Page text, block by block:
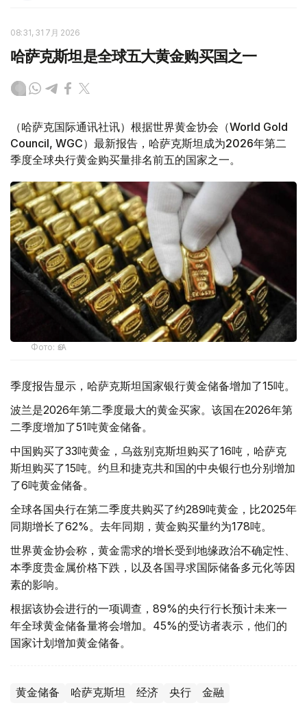
08:31, 31 7月 2026
哈萨克斯坦是全球五大黄金购买国之一
（哈萨克国际通讯社讯）根据世界黄金协会（World Gold
Council, WGC）最新报告，哈萨克斯坦成为2026年第二
季度全球央行黄金购买量排名前五的国家之一。
Фото: ӨзА
季度报告显示，哈萨克斯坦国家银行黄金储备增加了15吨。
波兰是2026年第二季度最大的黄金买家。该国在2026年第
二季度增加了51吨黄金储备。
中国购买了33吨黄金，乌兹别克斯坦购买了16吨，哈萨克
斯坦购买了15吨。约旦和捷克共和国的中央银行也分别增加
了6吨黄金储备。
全球各国央行在第二季度共购买了约289吨黄金，比2025年
同期增长了62%。去年同期，黄金购买量约为178吨。
世界黄金协会称，黄金需求的增长受到地缘政治不确定性、
本季度贵金属价格下跌，以及各国寻求国际储备多元化等因
素的影响。
根据该协会进行的一项调查，89%的央行行长预计未来一
年全球黄金储备量将会增加。45%的受访者表示，他们的
国家计划增加黄金储备。
黄金储备 哈萨克斯坦 经济 央行 金融